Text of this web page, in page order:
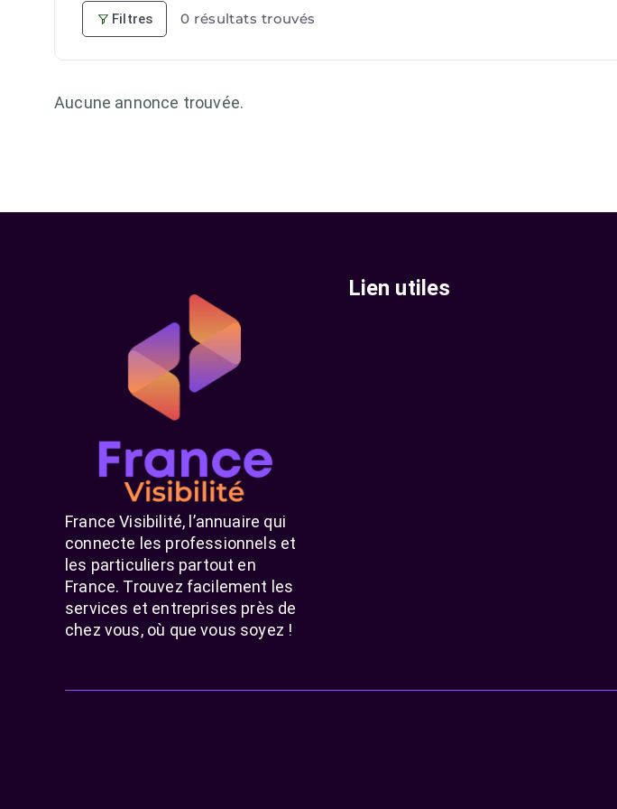
Filtres 0 résultats trouvés
Aucune annonce trouvée.
France Visibilité, l’annuaire qui
connecte les professionnels et
les particuliers partout en
France. Trouvez facilement les
services et entreprises près de
chez vous, où que vous soyez !
Lien utiles